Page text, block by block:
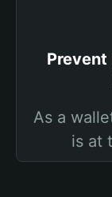
As a
is at